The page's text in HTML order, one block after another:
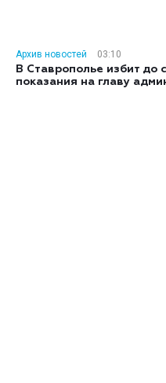
Архив новостей
03:10
В Ставрополье избит до
показания на главу